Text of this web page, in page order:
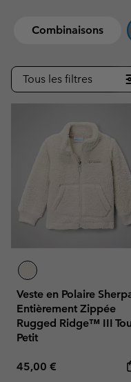
Combinaisons
Tous les filtres
Veste en Polaire
Entièrement Zippée
Rugged Ridge™ III
Petit
Regular price:
45,00 €